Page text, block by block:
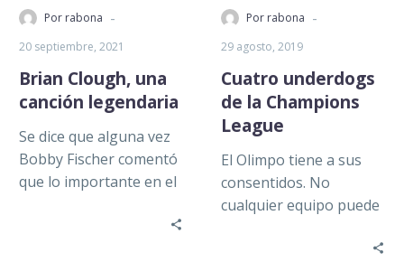
Por rabona -
20 septiembre, 2021
Brian Clough, una
canción legendaria
Se dice que alguna vez
Bobby Fischer comentó
que lo importante en el
memorizar las jugadas
Por rabona -
29 agosto, 2019
Cuatro underdogs
de la Champions
League
El Olimpo tiene a sus
consentidos. No
cualquier equipo puede
los grandes de Europa.